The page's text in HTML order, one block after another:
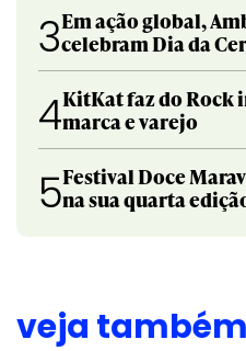
3Em ação global,
celebram Dia da
4KitKat faz do Rock
marca e varejo
5Festival Doce
na sua quarta
veja também